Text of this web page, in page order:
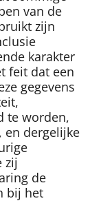
van de
zijn
karakter
feit dat een
gegevens
te worden,
en dergelijke
zij
de
bij het